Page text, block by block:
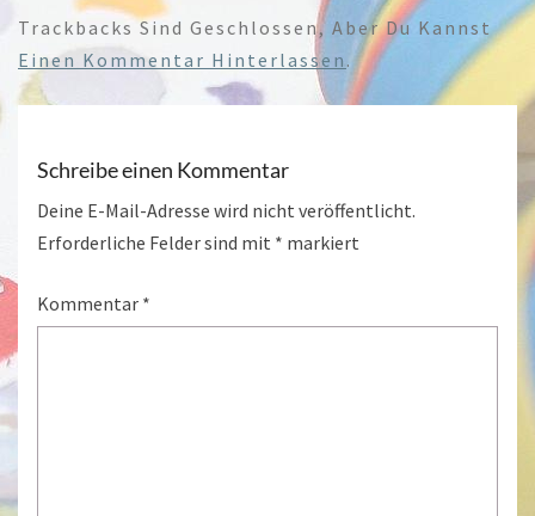
Trackbacks Sind Geschlossen, Aber Du Kannst
Einen Kommentar Hinterlassen .
Schreibe einen Kommentar
Deine E-Mail-Adresse wird nicht veröffentlicht.
Erforderliche Felder sind mit * markiert
Kommentar *